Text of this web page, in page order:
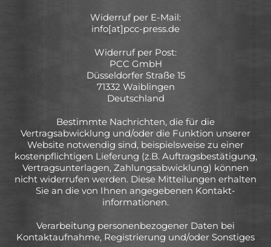
Widerruf per E-Mail:
info[at]pcc-press.de
Widerruf per Post:
PCC GmbH
Düsseldorfer Straße 15
71332 Waiblingen
Deutschland
Bestimmte Nachrichten, die für die
Vertragsabwicklung und/oder die Funktion unserer
Website notwendig sind, beispielsweise zu einer
kostenpflichtigen Lieferung (z.B. Auftragsbestätigung,
Vertragsunterlagen, Zahlungsabwicklung) können
nicht widerrufen werden. Diese Mitteilungen erhalten
Sie an die von Ihnen angegebenen Kontakt-
informationen.
Verarbeitung personenbezogener Daten bei
Kontaktaufnahme, Registrierung und/oder Sonstiges